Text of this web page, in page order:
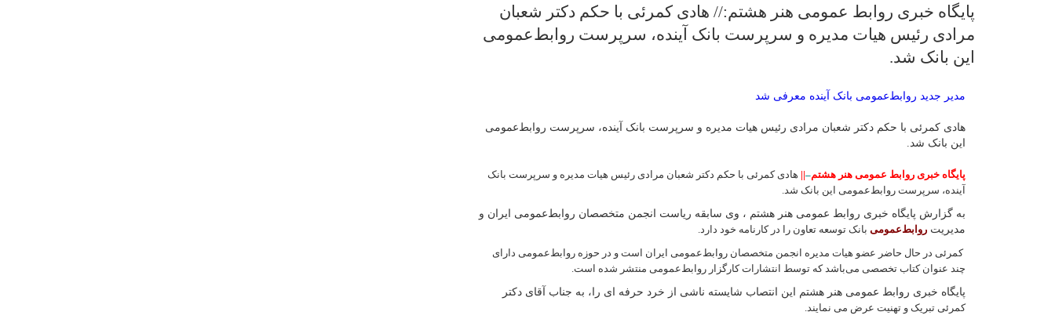
پایگاه خبری روابط عمومی هنر هشتم:// هادی کمرئی با حکم دکتر شعبان
مرادی رئیس هیات مدیره و سرپرست بانک آینده، سرپرست روابط‌عمومی‌
این بانک شد.
مدیر جدید روابط‌عمومی‌ بانک آینده معرفی شد
هادی کمرئی با حکم دکتر شعبان مرادی رئیس هیات مدیره و سرپرست بانک آینده، سرپرست روابط‌عمومی‌
این بانک شد.
پایگاه خبری روابط عمومی هنر هشتم–
|| هادی کمرئی با حکم دکتر شعبان مرادی رئیس هیات مدیره و سرپرست بانک
آینده، سرپرست روابط‌عمومی‌ این بانک شد.
به گزارش پایگاه خبری روابط عمومی هنر هشتم ، وی سابقه ریاست انجمن متخصصان روابط‌عمومی ایران و
مدیریت روابط‌عمومی‌ بانک توسعه تعاون را در کارنامه خود دارد.
کمرئی در حال حاضر عضو هیات مدیره انجمن متخصصان روابط‌عمومی ایران است و در حوزه روابط‌عمومی دارای
چند عنوان کتاب تخصصی می‌باشد که توسط انتشارات کارگزار روابط‌عمومی منتشر شده است.
پایگاه خبری روابط عمومی هنر هشتم این انتصاب شایسته ناشی از خرد حرفه ای را، به جناب آقای دکتر
کمرئی تبریک و تهنیت عرض می نمایند.